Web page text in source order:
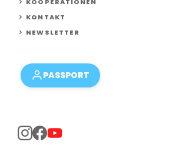
KONTAKT
NEWSLETTER
PASSPORT